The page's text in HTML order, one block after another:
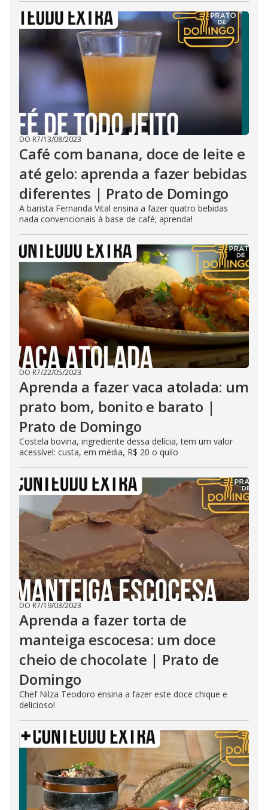
DO R7/13/08/2023
Café com banana, doce de leite e
até gelo: aprenda a fazer bebidas
diferentes | Prato de Domingo
A barista Fernanda Vital ensina a fazer quatro bebidas
nada convencionais à base de café; aprenda!
DO R7/22/05/2023
Aprenda a fazer vaca atolada: um
prato bom, bonito e barato |
Prato de Domingo
Costela bovina, ingrediente dessa delícia, tem um valor
acessível: custa, em média, R$ 20 o quilo
DO R7/19/03/2023
Aprenda a fazer torta de
manteiga escocesa: um doce
cheio de chocolate | Prato de
Domingo
Chef Nilza Teodoro ensina a fazer este doce chique e
delicioso!